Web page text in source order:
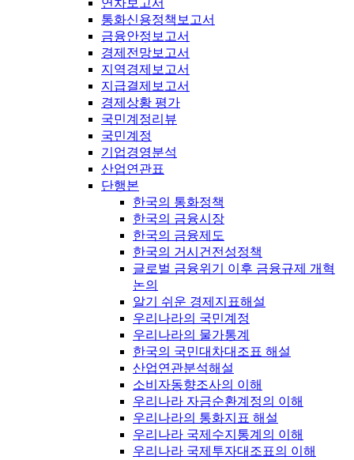
연차보고서
통화신용정책보고서
금융안정보고서
경제전망보고서
지역경제보고서
지급결제보고서
경제상황 평가
국민계정리뷰
국민계정
기업경영분석
산업연관표
단행본
한국의 통화정책
한국의 금융시장
한국의 금융제도
한국의 거시건전성정책
글로벌 금융위기 이후 금융규제 개혁
논의
알기 쉬운 경제지표해설
우리나라의 국민계정
우리나라의 물가통계
한국의 국민대차대조표 해설
산업연관분석해설
소비자동향조사의 이해
우리나라 자금순환계정의 이해
우리나라의 통화지표 해설
우리나라 국제수지통계의 이해
우리나라 국제투자대조표의 이해